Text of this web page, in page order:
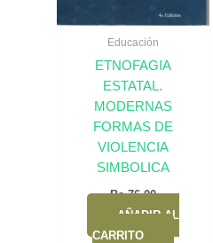
Educación
ETNOFAGIA
ESTATAL.
MODERNAS
FORMAS DE
VIOLENCIA
SIMBOLICA
Bs.76,00
AÑADIR AL
CARRITO